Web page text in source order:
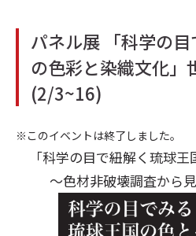
パネル展 「科学の
の色彩と染織文化」
(2/3~16)
※このイベントは終了しました。
「科学の目で紐解く琉球王
～色材非破壊調査から